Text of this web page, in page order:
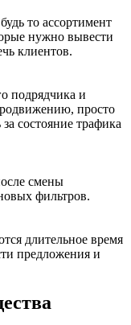
то ассортимент
нужно вывести
клиентов.
подрядчика и
просто
состояние трафика
смены
фильтров.
длительное время
предложения и